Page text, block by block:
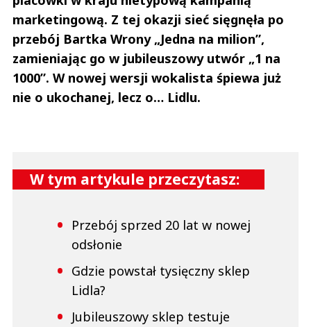
marketingową. Z tej okazji sieć sięgnęła po
przebój Bartka Wrony „Jedna na milion”,
zamieniając go w jubileuszowy utwór „1 na
1000”. W nowej wersji wokalista śpiewa już
nie o ukochanej, lecz o… Lidlu.
W tym artykule przeczytasz:
Przebój sprzed 20 lat w nowej
odsłonie
Gdzie powstał tysięczny sklep
Lidla?
Jubileuszowy sklep testuje